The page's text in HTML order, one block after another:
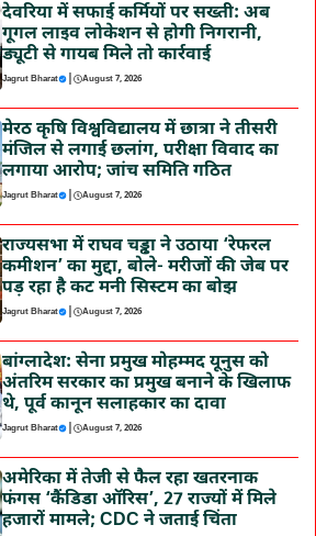
देवरिया में सफाई कर्मियों पर सख्ती: अब
गूगल लाइव लोकेशन से होगी निगरानी,
ड्यूटी से गायब मिले तो कार्रवाई
Jagrut Bharat | August 7, 2026
मेरठ कृषि विश्वविद्यालय में छात्रा ने तीसरी
मंजिल से लगाई छलांग, परीक्षा विवाद का
लगाया आरोप; जांच समिति गठित
Jagrut Bharat | August 7, 2026
राज्यसभा में राघव चड्ढा ने उठाया ‘रेफरल
कमीशन’ का मुद्दा, बोले- मरीजों की जेब पर
पड़ रहा है कट मनी सिस्टम का बोझ
Jagrut Bharat | August 7, 2026
बांग्लादेश: सेना प्रमुख मोहम्मद यूनुस को
अंतरिम सरकार का प्रमुख बनाने के खिलाफ
थे, पूर्व कानून सलाहकार का दावा
Jagrut Bharat | August 7, 2026
अमेरिका में तेजी से फैल रहा खतरनाक
फंगस ‘कैंडिडा ऑरिस’, 27 राज्यों में मिले
हजारों मामले; CDC ने जताई चिंता